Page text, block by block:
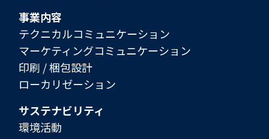
事業内容
テクニカルコミュニケーション
マーケティングコミュニケーション
印刷 / 梱包設計
ローカリゼーション
サステナビリティ
環境活動